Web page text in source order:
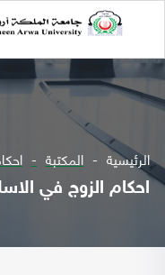
الرئيسية المكتبة
احكام الزوج في